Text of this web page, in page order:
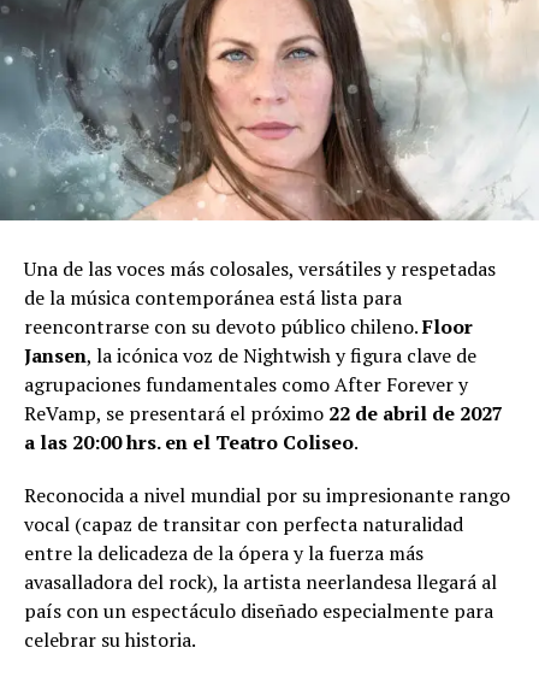
Una de las voces más colosales, versátiles y respetadas
de la música contemporánea está lista para
reencontrarse con su devoto público chileno.Floor
Jansen, la icónica voz de Nightwish y figura clave de
agrupaciones fundamentales como After Forever y
ReVamp, se presentará el próximo 22 de abril de 2027
a las 20:00 hrs. en el Teatro Coliseo.
Reconocida a nivel mundial por su impresionante rango
vocal (capaz de transitar con perfecta naturalidad
entre la delicadeza de la ópera y la fuerza más
avasalladora del rock), la artista neerlandesa llegará al
país con un espectáculo diseñado especialmente para
celebrar su historia.